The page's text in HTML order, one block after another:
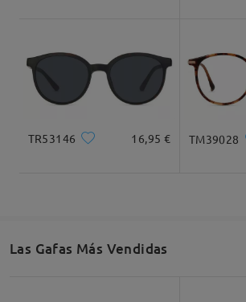
Ancho Total
TR53146 16,95 € TM39028
Las Gafas Más Vendidas